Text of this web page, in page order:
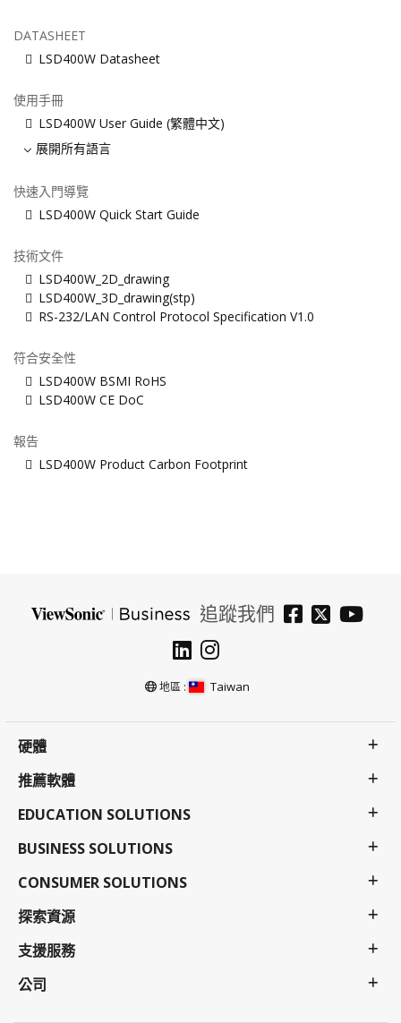
DATASHEET
LSD400W Datasheet
使用手冊
LSD400W User Guide (繁體中文)
展開所有語言
快速入門導覽
LSD400W Quick Start Guide
技術文件
LSD400W_2D_drawing
LSD400W_3D_drawing(stp)
RS-232/LAN Control Protocol Specification V1.0
符合安全性
LSD400W BSMI RoHS
LSD400W CE DoC
報告
LSD400W Product Carbon Footprint
追蹤我們
地區 : Taiwan
硬體
推薦軟體
EDUCATION SOLUTIONS
BUSINESS SOLUTIONS
CONSUMER SOLUTIONS
探索資源
支援服務
公司